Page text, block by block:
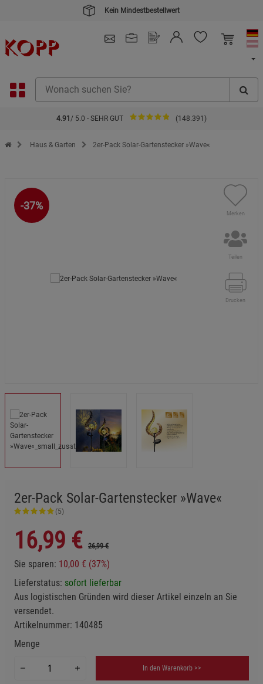
Kein Mindestbestellwert
4.91 / 5.0 - SEHR GUT (148.391)
Zur Startseite des Kopp Verlag Online-Shop
Haus & Garten 2er-Pack Solar-Gartenstecker »Wave«
-37%
Merken
Teilen
Drucken
2er-Pack Solar-Gartenstecker »Wave«
(5)
16,99 € 26,99 €
Sie sparen: 10,00 € (37%)
Lieferstatus: sofort lieferbar
Aus logistischen Gründen wird dieser Artikel einzeln an Sie
versendet.
Artikelnummer: 140485
Menge
In den Warenkorb >>